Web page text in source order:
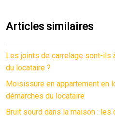
Articles similaires
Les joints de carrelage sont-ils
du locataire ?
Moisissure en appartement en
démarches du locataire
Bruit sourd dans la maison :